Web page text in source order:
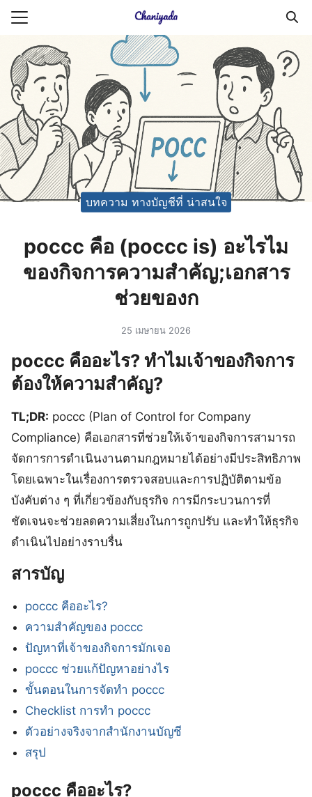
Skip
content
ยความเป็นส่วนตัว
ญชี (Accounting service)
ญชี (Accounting
Search
for:
บทความ ทางบัญชีที่ น่าสนใจ
poccc คือ (poccc is) อะไรไม
ของกิจการความสำคัญ;เอกสาร
ช่วยของก
25 เมษายน 2026
poccc คืออะไร? ทำไมเจ้าของกิจการ
ต้องให้ความสำคัญ?
TL;DR: poccc (Plan of Control for Company
Compliance) คือเอกสารที่ช่วยให้เจ้าของกิจการสามารถ
จัดการการดำเนินงานตามกฎหมายได้อย่างมีประสิทธิภาพ
โดยเฉพาะในเรื่องการตรวจสอบและการปฏิบัติตามข้อ
บังคับต่าง ๆ ที่เกี่ยวข้องกับธุรกิจ การมีกระบวนการที่
ชัดเจนจะช่วยลดความเสี่ยงในการถูกปรับ และทำให้ธุรกิจ
ดำเนินไปอย่างราบรื่น
สารบัญ
poccc คืออะไร?
ความสำคัญของ poccc
ปัญหาที่เจ้าของกิจการมักเจอ
poccc ช่วยแก้ปัญหาอย่างไร
ขั้นตอนในการจัดทำ poccc
Checklist การทำ poccc
ตัวอย่างจริงจากสำนักงานบัญชี
สรุป
poccc คืออะไร?